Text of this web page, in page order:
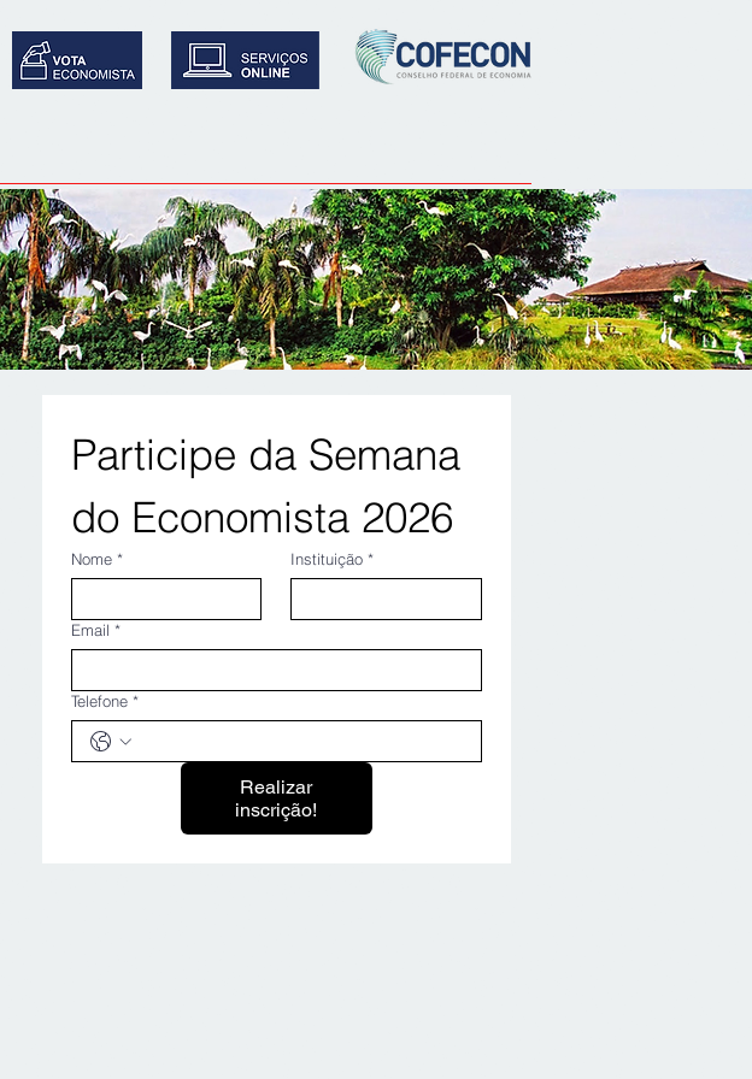
Participe da Semana
do Economista 2026
Nome * Instituição *
Email *
Telefone *
Realizar
inscrição!